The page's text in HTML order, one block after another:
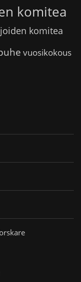
komitea
komitea
vuosikokous